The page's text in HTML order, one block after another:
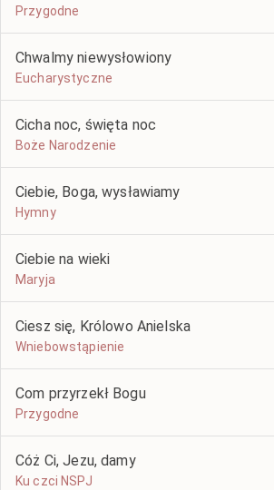
Przygodne
Chwalmy niewysłowiony
Eucharystyczne
Cicha noc, święta noc
Boże Narodzenie
Ciebie, Boga, wysławiamy
Hymny
Ciebie na wieki
Maryja
Ciesz się, Królowo Anielska
Wniebowstąpienie
Com przyrzekł Bogu
Przygodne
Cóż Ci, Jezu, damy
Ku czci NSPJ